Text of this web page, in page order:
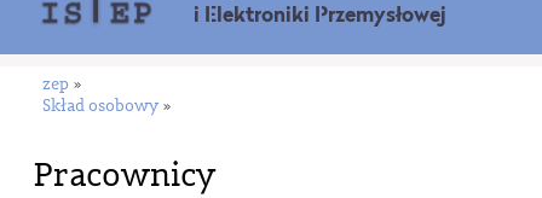
i Elektroniki Przemysłowej
zep »
Skład osobowy »
Pracownicy